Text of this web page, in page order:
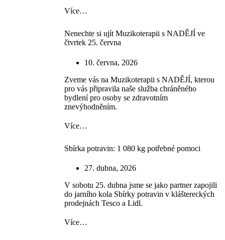
Více…
Nenechte si ujít Muzikoterapii s NADĚJÍ ve
čtvrtek 25. června
10. června, 2026
Zveme vás na Muzikoterapii s NADĚJÍ, kterou
pro vás připravila naše služba chráněného
bydlení pro osoby se zdravotním
znevýhodněním.
Více…
Sbírka potravin: 1 080 kg potřebné pomoci
27. dubna, 2026
V sobotu 25. dubna jsme se jako partner zapojili
do jarního kola Sbírky potravin v kláštereckých
prodejnách Tesco a Lidl.
Více…